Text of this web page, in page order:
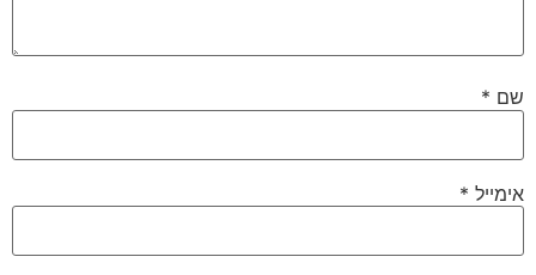
שם *
אימייל *